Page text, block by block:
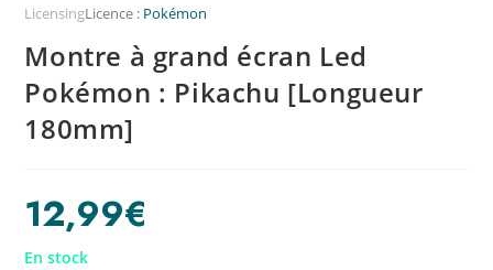
LicensingLicence : Pokémon
Montre à grand écran Led
Pokémon : Pikachu [Longueur
180mm]
12,99€
En stock